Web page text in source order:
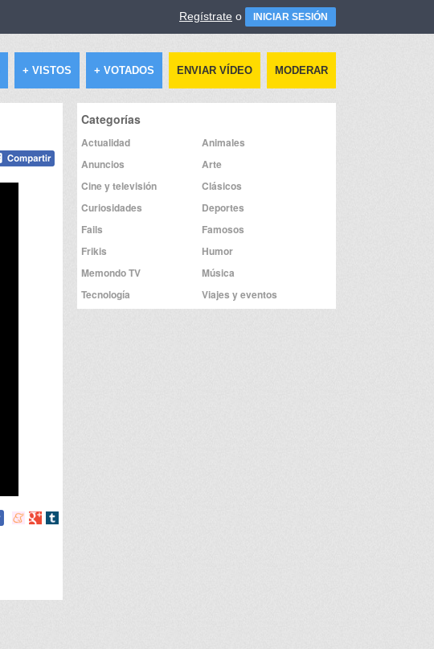
Regístrate o INICIAR SESIÓN
+ VISTOS + VOTADOS ENVIAR VÍDEO MODERAR
Compartir
Compartir
Compartir
Categorías
Actualidad
Animales
Anuncios
Arte
Cine y televisión
Clásicos
Curiosidades
Deportes
Fails
Famosos
Frikis
Humor
Memondo TV
Música
Tecnología
Viajes y eventos